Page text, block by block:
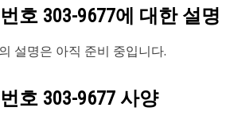
호 303-9677에 대한 설명
설명은 아직 준비 중입니다.
호 303-9677 사양